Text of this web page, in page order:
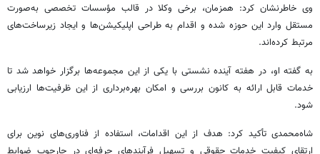
وی خاطرنشان کرد: همزمان، برخی وکلا در قالب مؤسسات تخصصی به‌صورت
مستقل وارد این حوزه شده و اقدام به طراحی اپلیکیشن‌ها و ایجاد زیرساخت‌های
مرتبط کرده‌اند.
به گفته او، در هفته آینده نشستی با یکی از این مجموعه‌ها برگزار خواهد شد تا
خدمات قابل ارائه به کانون بررسی و امکان بهره‌برداری از این ظرفیت‌ها ارزیابی
شود.
شاه‌محمدی تأکید کرد: هدف از این اقدامات، استفاده از فناوری‌های نوین برای
ارتقای کیفیت خدمات حقوقی و تسهیل فرآیندهای حرفه‌ای در چارچوب ضوابط